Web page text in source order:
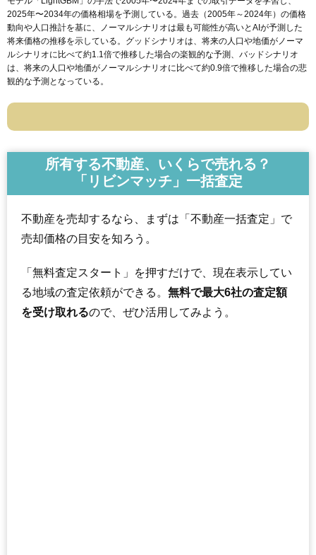
2025年〜2034年の価格相場を予測している。過去（2005年～2024年）の価格
動向や人口推計を基に、ノーマルシナリオは最も可能性が高いとAIが予測した
将来価格の推移を示している。グッドシナリオは、将来の人口や地価がノーマ
ルシナリオに比べて約1.1倍で推移した場合の楽観的な予測、バッドシナリオ
は、将来の人口や地価がノーマルシナリオに比べて約0.9倍で推移した場合の悲
観的な予測となっている。
所有する不動産、いくらで売れる？
「リビンマッチ」一括査定
不動産を売却するなら、まずは「不動産一括査定」で
売却価格の目安を知ろう。
「無料査定スタート」を押すだけで、現在表示してい
る地域の査定依頼ができる。 無料で最大6社の査定額
を受け取れるので、ぜひ活用してみよう。